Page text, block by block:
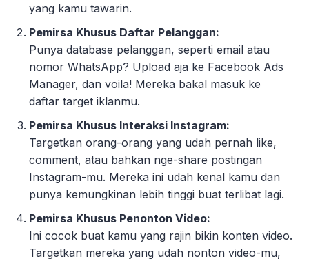
yang kamu tawarin.
Pemirsa Khusus Daftar Pelanggan:
Punya database pelanggan, seperti email atau
nomor WhatsApp? Upload aja ke Facebook Ads
Manager, dan voila! Mereka bakal masuk ke
daftar target iklanmu.
Pemirsa Khusus Interaksi Instagram:
Targetkan orang-orang yang udah pernah like,
comment, atau bahkan nge-share postingan
Instagram-mu. Mereka ini udah kenal kamu dan
punya kemungkinan lebih tinggi buat terlibat lagi.
Pemirsa Khusus Penonton Video:
Ini cocok buat kamu yang rajin bikin konten video.
Targetkan mereka yang udah nonton video-mu,